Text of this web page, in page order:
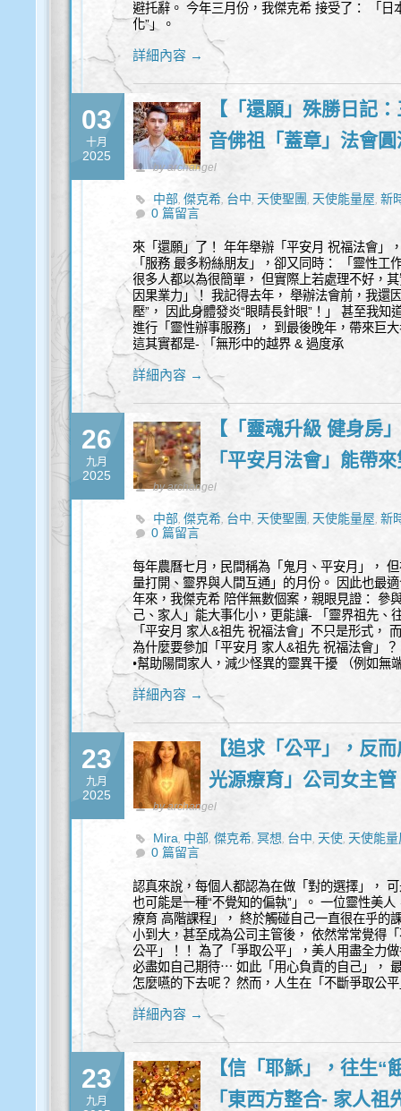
避托辭。 今年三月份，我傑克希 接受了： 「日
化”」。
詳細內容 →
03
十月
2025
【「還願」殊勝日記
音佛祖「蓋章」法會
by archangel
中部,傑克希, 台中, 天使聖團, 天使能量屋,新
0 篇留言
來「還願」了！ 年年舉辦「平安月 祝福法會」
「服務 最多粉絲朋友」，卻又同時： 「靈性
很多人都以為很簡單， 但實際上若處理不好，
因果業力」！ 我記得去年， 舉辦法會前，我還
壓”， 因此身體發炎“眼睛長針眼”！」 甚至我
進行「靈性辦事服務」， 到最後晚年，帶來巨
這其實都是- 「無形中的越界 & 過度承
詳細內容 →
26
九月
2025
【「靈魂升級 健身房
「平安月法會」能帶
by archangel
中部,傑克希, 台中, 天使聖團, 天使能量屋,新
靈
0 篇留言
每年農曆七月，民間稱為「鬼月、平安月」，
量打開、靈界與人間互通」的月份。 因此也最
年來，我傑克希 陪伴無數個案，親眼見證： 參
己、家人」能大事化小，更能讓- 「靈界祖先、
「平安月 家人&祖先 祝福法會」不只是形式，
為什麼要參加「平安月 家人&祖先 祝福法會」
•幫助陽間家人，減少怪異的靈異干擾 （例如無
詳細內容 →
23
九月
2025
【追求「公平」，反
光源療育」公司女主
by archangel
Mira, 中部,傑克希,冥想, 台中, 天使, 天使能
0 篇留言
認真來說，每個人都認為在做「對的選擇」，
也可能是一種“不覺知的偏執”」。 一位靈性美
療育 高階課程」， 終於觸碰自己一直很在乎的
小到大，甚至成為公司主管後， 依然常常覺得
公平」！！ 為了「爭取公平」，美人用盡全力
必盡如自己期待⋯ 如此「用心負責的自己」，
怎麼嚥的下去呢？ 然而，人生在「不斷爭取公
詳細內容 →
23
九月
【信「耶穌」，往生
「東西方整合- 家人